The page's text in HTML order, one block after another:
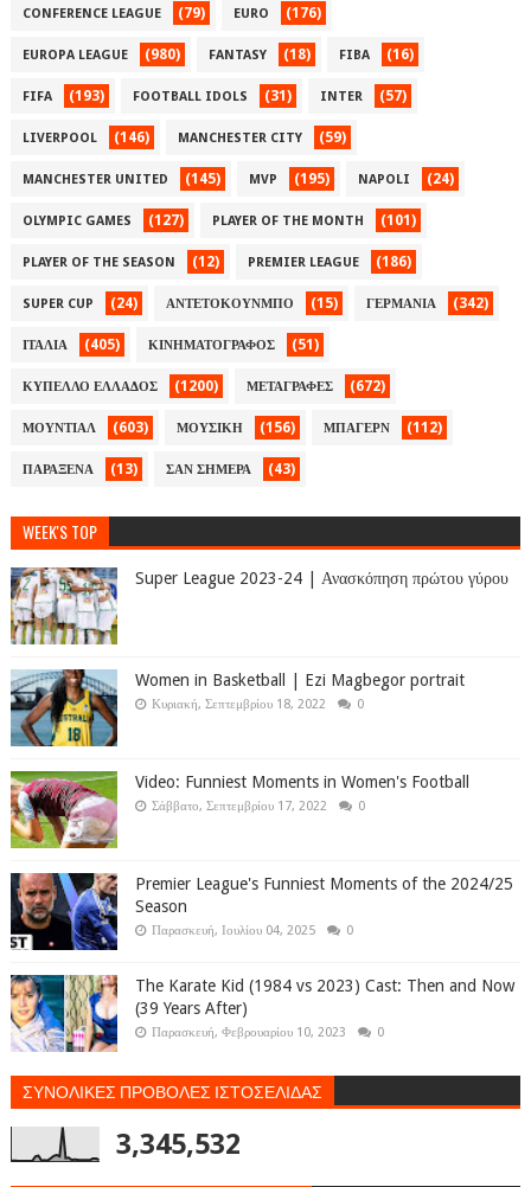
CONFERENCE LEAGUE (79) EURO (176)
EUROPA LEAGUE (980) FANTASY (18) FIBA (16)
FIFA (193) FOOTBALL IDOLS (31) INTER (57)
LIVERPOOL (146) MANCHESTER CITY (59)
MANCHESTER UNITED (145) MVP (195) NAPOLI (24)
OLYMPIC GAMES (127) PLAYER OF THE MONTH (101)
PLAYER OF THE SEASON (12) PREMIER LEAGUE (186)
SUPER CUP (24) ΑΝΤΕΤΟΚΟΥΝΜΠΟ (15) ΓΕΡΜΑΝΙΑ (342)
ΙΤΑΛΙΑ (405) ΚΙΝΗΜΑΤΟΓΡΑΦΟΣ (51)
ΚΥΠΕΛΛΟ ΕΛΛΑΔΟΣ (1200) ΜΕΤΑΓΡΑΦΕΣ (672)
ΜΟΥΝΤΙΑΛ (603) ΜΟΥΣΙΚΗ (156) ΜΠΑΓΕΡΝ (112)
ΠΑΡΑΞΕΝΑ (13) ΣΑΝ ΣΗΜΕΡΑ (43)
WEEK'S TOP
Super League 2023-24 | Ανασκόπηση πρώτου γύρου
Women in Basketball | Ezi Magbegor portrait
Κυριακή, Σεπτεμβρίου 18, 2022 0
Video: Funniest Moments in Women's Football
Σάββατο, Σεπτεμβρίου 17, 2022 0
Premier League's Funniest Moments of the 2024/25
Season
Παρασκευή, Ιουλίου 04, 2025 0
The Karate Kid (1984 vs 2023) Cast: Then and Now
(39 Years After)
Παρασκευή, Φεβρουαρίου 10, 2023 0
ΣΥΝΟΛΙΚΕΣ ΠΡΟΒΟΛΕΣ ΙΣΤΟΣΕΛΙΔΑΣ
3,345,532